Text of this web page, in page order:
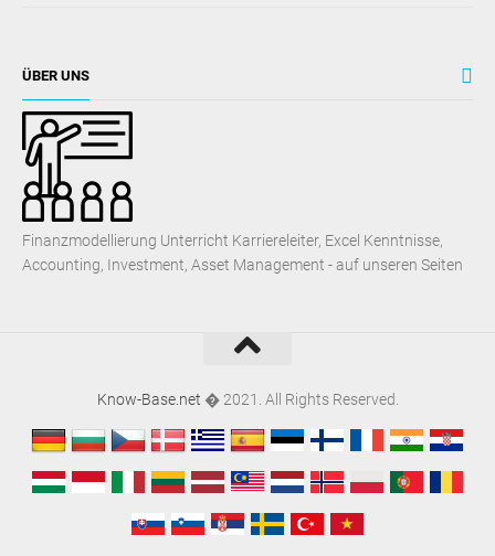
ÜBER UNS
Finanzmodellierung Unterricht Karriereleiter, Excel Kenntnisse,
Accounting, Investment, Asset Management - auf unseren Seiten
Know-Base.net � 2021. All Rights Reserved.